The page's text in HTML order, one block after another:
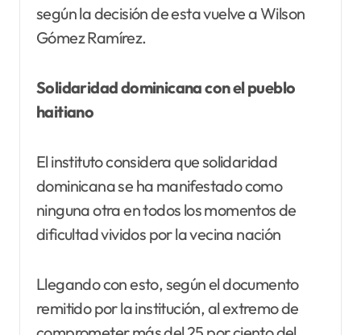
según la decisión de esta vuelve a Wilson
Gómez Ramírez.
Solidaridad dominicana con el pueblo
haitiano
El instituto considera que solidaridad
dominicana se ha manifestado como
ninguna otra en todos los momentos de
dificultad vividos por la vecina nación
Llegando con esto, según el documento
remitido por la institución, al extremo de